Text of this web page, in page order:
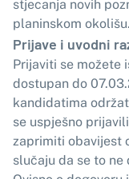
stjecanja novih
planinskom okolišu.
Prijave i uvodni
Prijaviti se možete
dostupan do
kandidatima
se uspješno
zaprimiti obavijest
slučaju da se to